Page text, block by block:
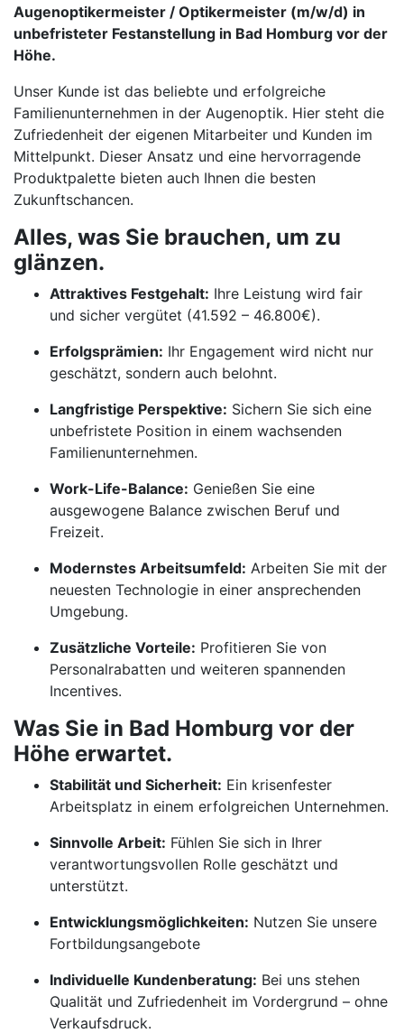
Augenoptikermeister / Optikermeister (m/w/d) in
unbefristeter Festanstellung in Bad Homburg vor der
Höhe.
Unser Kunde ist das beliebte und erfolgreiche
Familienunternehmen in der Augenoptik. Hier steht die
Zufriedenheit der eigenen Mitarbeiter und Kunden im
Mittelpunkt. Dieser Ansatz und eine hervorragende
Produktpalette bieten auch Ihnen die besten
Zukunftschancen.
Alles, was Sie brauchen, um zu
glänzen.
Attraktives Festgehalt: Ihre Leistung wird fair
und sicher vergütet (41.592 – 46.800€).
Erfolgsprämien: Ihr Engagement wird nicht nur
geschätzt, sondern auch belohnt.
Langfristige Perspektive: Sichern Sie sich eine
unbefristete Position in einem wachsenden
Familienunternehmen.
Work-Life-Balance: Genießen Sie eine
ausgewogene Balance zwischen Beruf und
Freizeit.
Modernstes Arbeitsumfeld: Arbeiten Sie mit der
neuesten Technologie in einer ansprechenden
Umgebung.
Zusätzliche Vorteile: Profitieren Sie von
Personalrabatten und weiteren spannenden
Incentives.
Was Sie in Bad Homburg vor der
Höhe erwartet.
Stabilität und Sicherheit: Ein krisenfester
Arbeitsplatz in einem erfolgreichen Unternehmen.
Sinnvolle Arbeit: Fühlen Sie sich in Ihrer
verantwortungsvollen Rolle geschätzt und
unterstützt.
Entwicklungsmöglichkeiten: Nutzen Sie unsere
Fortbildungsangebote
Individuelle Kundenberatung: Bei uns stehen
Qualität und Zufriedenheit im Vordergrund – ohne
Verkaufsdruck.